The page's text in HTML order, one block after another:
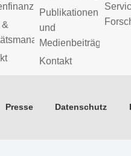
&
Publikationen
und
Medienbeiträge
Kontakt
Presse Datenschutz